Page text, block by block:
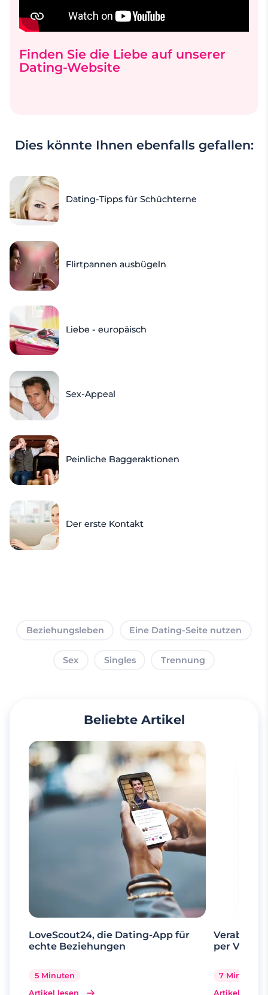
Finden Sie die Liebe auf unserer
Dating-Website
Dies könnte Ihnen ebenfalls gefallen:
Dating-Tipps für Schüchterne
Flirtpannen ausbügeln
Liebe - europäisch
Sex-Appeal
Peinliche Baggeraktionen
Der erste Kontakt
Beziehungsleben Eine Dating-Seite nutzen
Sex Singles Trennung
Beliebte Artikel
LoveScout24, die Dating-App für
echte Beziehungen
5 Minuten
Artikel lesen
per
7 Minuten
Artikel lesen